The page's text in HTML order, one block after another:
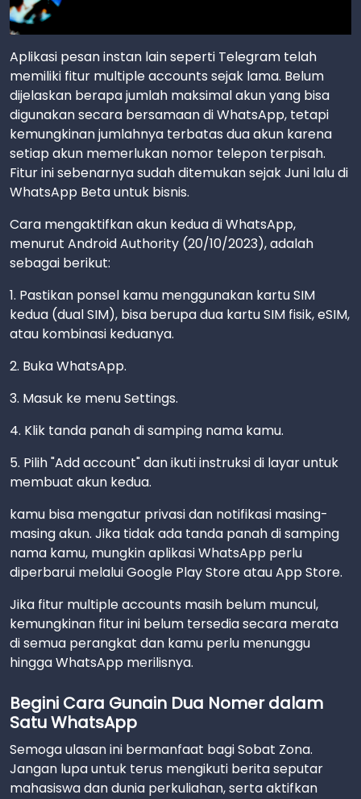
Aplikasi pesan instan lain seperti Telegram telah
memiliki fitur multiple accounts sejak lama. Belum
dijelaskan berapa jumlah maksimal akun yang bisa
digunakan secara bersamaan di WhatsApp, tetapi
kemungkinan jumlahnya terbatas dua akun karena
setiap akun memerlukan nomor telepon terpisah.
Fitur ini sebenarnya sudah ditemukan sejak Juni lalu di
WhatsApp Beta untuk bisnis.
Cara mengaktifkan akun kedua di WhatsApp,
menurut Android Authority (20/10/2023), adalah
sebagai berikut:
1. Pastikan ponsel kamu menggunakan kartu SIM
kedua (dual SIM), bisa berupa dua kartu SIM fisik, eSIM,
atau kombinasi keduanya.
2. Buka WhatsApp.
3. Masuk ke menu Settings.
4. Klik tanda panah di samping nama kamu.
5. Pilih "Add account" dan ikuti instruksi di layar untuk
membuat akun kedua.
kamu bisa mengatur privasi dan notifikasi masing-
masing akun. Jika tidak ada tanda panah di samping
nama kamu, mungkin aplikasi WhatsApp perlu
diperbarui melalui Google Play Store atau App Store.
Jika fitur multiple accounts masih belum muncul,
kemungkinan fitur ini belum tersedia secara merata
di semua perangkat dan kamu perlu menunggu
hingga WhatsApp merilisnya.
Begini Cara Gunain Dua Nomer dalam
Satu WhatsApp
Semoga ulasan ini bermanfaat bagi Sobat Zona.
Jangan lupa untuk terus mengikuti berita seputar
mahasiswa dan dunia perkuliahan, serta aktifkan